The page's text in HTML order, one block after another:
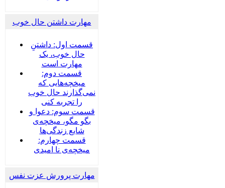
مهارت داشتن حال خوب
قسمت اول: داشتنِ
حال خوب، یک
مهارت است
قسمت دوم:
میخچه‌هایی که
نمی‌گذارند حال خوب
را تجربه کنی
قسمت سوم: دعوا و
بگو مگو، میخچه‌ی
شایع زندگی‌ها
قسمت چهارم:
میخچه‌ی نا امیدی
مهارت پرورش عزت نفس